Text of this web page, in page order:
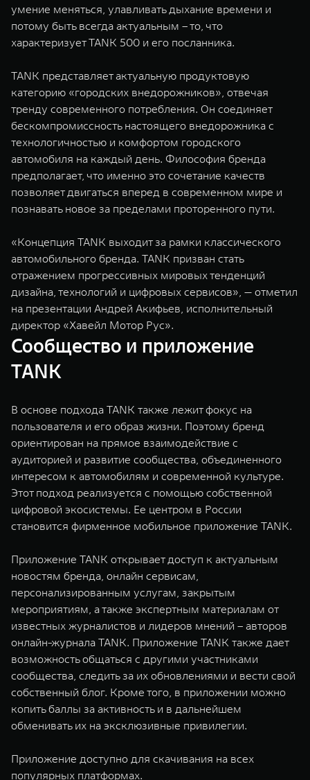
умение меняться, улавливать дыхание времени и
потому быть всегда актуальным – то, что
характеризует TANK 500 и его посланника.
TANK представляет актуальную продуктовую
категорию «городских внедорожников», отвечая
тренду современного потребления. Он соединяет
бескомпромиссность настоящего внедорожника с
технологичностью и комфортом городского
автомобиля на каждый день. Философия бренда
предполагает, что именно это сочетание качеств
позволяет двигаться вперед в современном мире и
познавать новое за пределами проторенного пути.
«Концепция TANK выходит за рамки классического
автомобильного бренда. TANK призван стать
отражением прогрессивных мировых тенденций
дизайна, технологий и цифровых сервисов», — отметил
на презентации Андрей Акифьев, исполнительный
директор «Хавейл Мотор Рус».
Сообщество и приложение
TANK
В основе подхода TANK также лежит фокус на
пользователя и его образ жизни. Поэтому бренд
ориентирован на прямое взаимодействие с
аудиторией и развитие сообщества, объединенного
интересом к автомобилям и современной культуре.
Этот подход реализуется с помощью собственной
цифровой экосистемы. Ее центром в России
становится фирменное мобильное приложение TANK.
Приложение TANK открывает доступ к актуальным
новостям бренда, онлайн сервисам,
персонализированным услугам, закрытым
мероприятиям, а также экспертным материалам от
известных журналистов и лидеров мнений – авторов
онлайн-журнала TANK. Приложение TANK также дает
возможность общаться с другими участниками
сообщества, следить за их обновлениями и вести свой
собственный блог. Кроме того, в приложении можно
копить баллы за активность и в дальнейшем
обменивать их на эксклюзивные привилегии.
Приложение доступно для скачивания на всех
популярных платформах.